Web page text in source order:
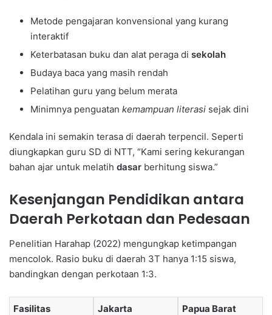
Metode pengajaran konvensional yang kurang
interaktif
Keterbatasan buku dan alat peraga di sekolah
Budaya baca yang masih rendah
Pelatihan guru yang belum merata
Minimnya penguatan kemampuan literasi sejak dini
Kendala ini semakin terasa di daerah terpencil. Seperti
diungkapkan guru SD di NTT, “Kami sering kekurangan
bahan ajar untuk melatih dasar berhitung siswa.”
Kesenjangan Pendidikan antara
Daerah Perkotaan dan Pedesaan
Penelitian Harahap (2022) mengungkap ketimpangan
mencolok. Rasio buku di daerah 3T hanya 1:15 siswa,
bandingkan dengan perkotaan 1:3.
Fasilitas Jakarta Papua Barat